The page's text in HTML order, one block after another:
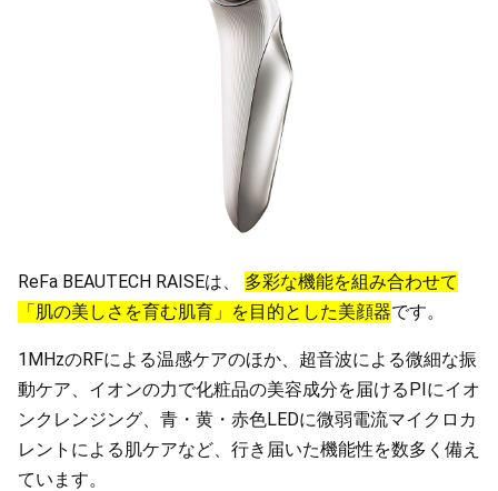
ReFa BEAUTECH RAISEは、 多彩な機能を組み合わせて
「肌の美しさを育む肌育」を目的とした美顔器です。
1MHzのRFによる温感ケアのほか、超音波による微細な振
動ケア、イオンの力で化粧品の美容成分を届けるPIにイオ
ンクレンジング、青・黄・赤色LEDに微弱電流マイクロカ
レントによる肌ケアなど、行き届いた機能性を数多く備え
ています。